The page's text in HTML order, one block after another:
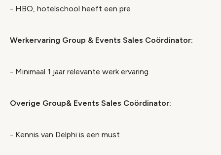
- HBO, hotelschool heeft een pre
Werkervaring Group & Events Sales Coördinator:
- Minimaal 1 jaar relevante werk ervaring
Overige Group& Events Sales Coördinator:
- Kennis van Delphi is een must